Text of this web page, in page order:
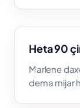
Heta 90
Marlene
dema mijar